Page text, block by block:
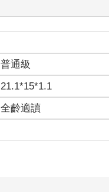
普通級
21.1*15*1.1
全齡適讀